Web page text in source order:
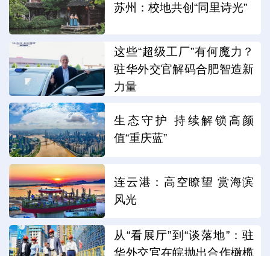
苏州：校地共创“同里诗光”
这些“超级工厂”有何魔力？
驻华外交官解码合肥智造新
力量
生态守护 持续解锁高颜
值“重庆蓝”
连云港：高空瞭望 赏海滨
风光
从“看展厅”到“谈落地”：驻
华外交官在皖抛出合作橄榄